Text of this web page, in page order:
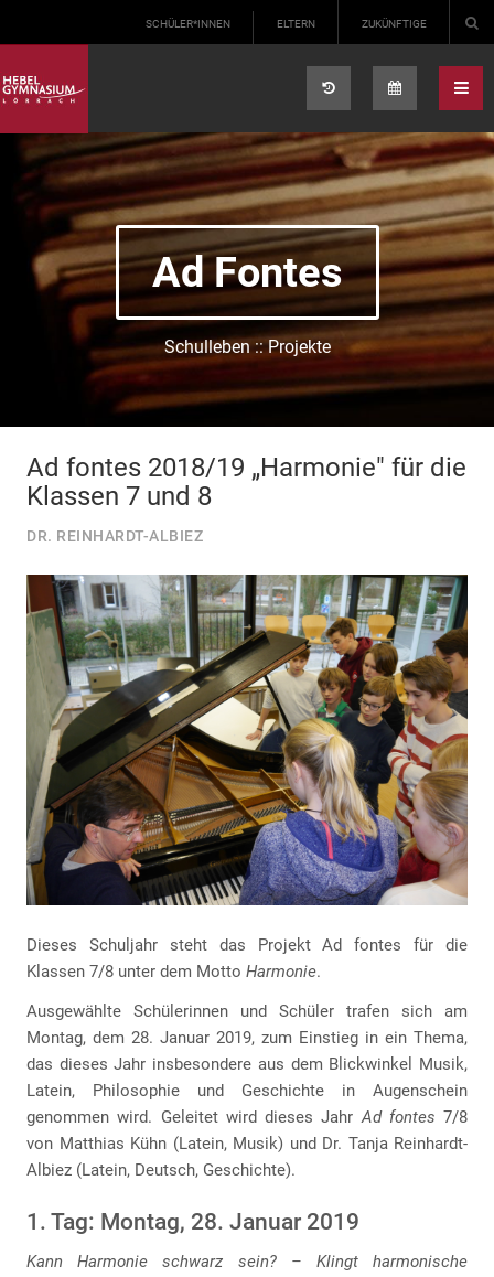
SCHÜLER*INNEN ELTERN ZUKÜNFTIGE
Ad Fontes
Schulleben :: Projekte
Ad fontes 2018/19 „Harmonie" für die
Klassen 7 und 8
DR. REINHARDT-ALBIEZ
Dieses Schuljahr steht das Projekt Ad fontes für die
Klassen 7/8 unter dem Motto Harmonie.
Ausgewählte Schülerinnen und Schüler trafen sich am
Montag, dem 28. Januar 2019, zum Einstieg in ein Thema,
das dieses Jahr insbesondere aus dem Blickwinkel Musik,
Latein, Philosophie und Geschichte in Augenschein
genommen wird. Geleitet wird dieses JahrAd fontes 7/8
von Matthias Kühn (Latein, Musik) und Dr. Tanja Reinhardt-
Albiez (Latein, Deutsch, Geschichte).
1. Tag: Montag, 28. Januar 2019
Kann Harmonie schwarz sein? – Klingt harmonische